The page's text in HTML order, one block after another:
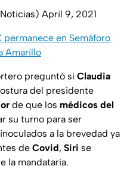
April 9, 2021
permanece en Semáforo
Amarillo
preguntó si Claudia
del presidente
de que los médicos del
su turno para ser
a la brevedad ya
de Covid, Siri se
la mandataria.